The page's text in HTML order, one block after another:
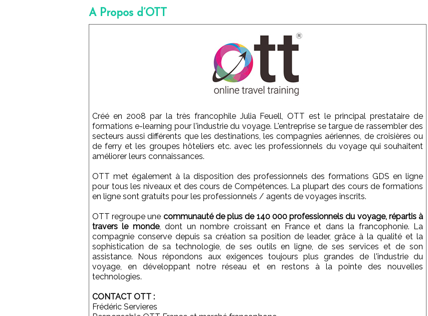
A Propos d’OTT
Créé en 2008 par la très francophile Julia Feuell, OTT est le principal prestataire de
formations e-learning pour l'industrie du voyage. L'entreprise se targue de rassembler des
secteurs aussi différents que les destinations, les compagnies aériennes, de croisières ou
de ferry et les groupes hôteliers etc. avec les professionnels du voyage qui souhaitent
améliorer leurs connaissances.
OTT met également à la disposition des professionnels des formations GDS en ligne
pour tous les niveaux et des cours de Compétences. La plupart des cours de formations
en ligne sont gratuits pour les professionnels / agents de voyages inscrits.
OTT regroupe une communauté de plus de 140 000 professionnels du voyage, répartis à
travers le monde, dont un nombre croissant en France et dans la francophonie. La
compagnie conserve depuis sa création sa position de leader, grâce à la qualité et la
sophistication de sa technologie, de ses outils en ligne, de ses services et de son
assistance. Nous répondons aux exigences toujours plus grandes de l'industrie du
voyage, en développant notre réseau et en restons à la pointe des nouvelles
technologies.
CONTACT OTT :
Frédéric Servieres